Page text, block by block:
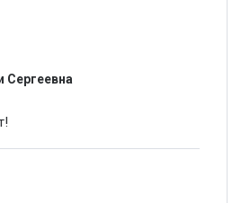
Сергеевна